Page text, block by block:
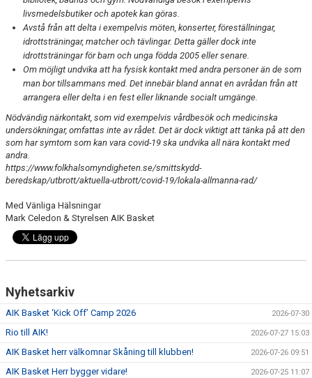
livsmedelsbutiker och apotek kan göras.
Avstå från att delta i exempelvis möten, konserter, föreställningar,
idrottsträningar, matcher och tävlingar. Detta gäller dock inte
idrottsträningar för barn och unga födda 2005 eller senare.
Om möjligt undvika att ha fysisk kontakt med andra personer än de som
man bor tillsammans med. Det innebär bland annat en avrådan från att
arrangera eller delta i en fest eller liknande socialt umgänge.
Nödvändig närkontakt, som vid exempelvis vårdbesök och medicinska
undersökningar, omfattas inte av rådet. Det är dock viktigt att tänka på att den
som har symtom som kan vara covid-19 ska undvika all nära kontakt med
andra.
https://www.folkhalsomyndigheten.se/smittskydd-
beredskap/utbrott/aktuella-utbrott/covid-19/lokala-allmanna-rad/
Med Vänliga Hälsningar
Mark Celedon & Styrelsen AIK Basket
Nyhetsarkiv
AIK Basket ‘Kick Off’ Camp 2026 2026-07-30
Rio till AIK! 2026-07-27 15:03
AIK Basket herr välkomnar Skåning till klubben! 2026-07-26 09:51
AIK Basket Herr bygger vidare! 2026-07-25 11:07